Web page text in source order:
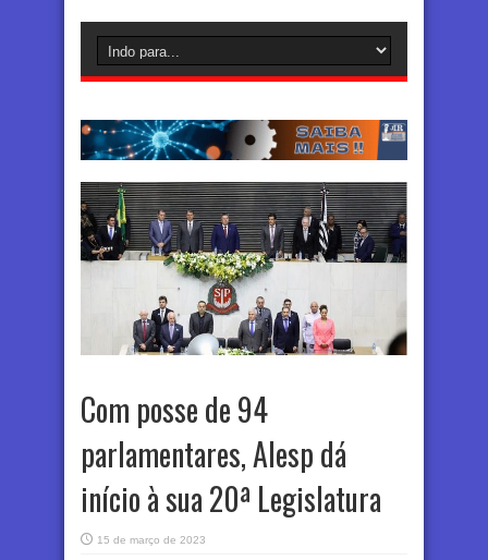
Com posse de 94
parlamentares, Alesp dá
início à sua 20ª Legislatura
15 de março de 2023